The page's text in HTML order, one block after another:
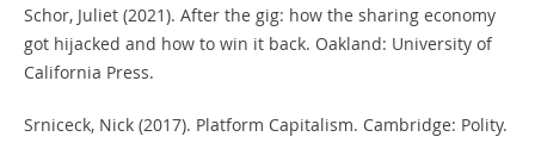
Schor, Juliet (2021). After the gig: how the sharing economy
got hijacked and how to win it back. Oakland: University of
California Press.
Srniceck, Nick (2017). Platform Capitalism. Cambridge: Polity.